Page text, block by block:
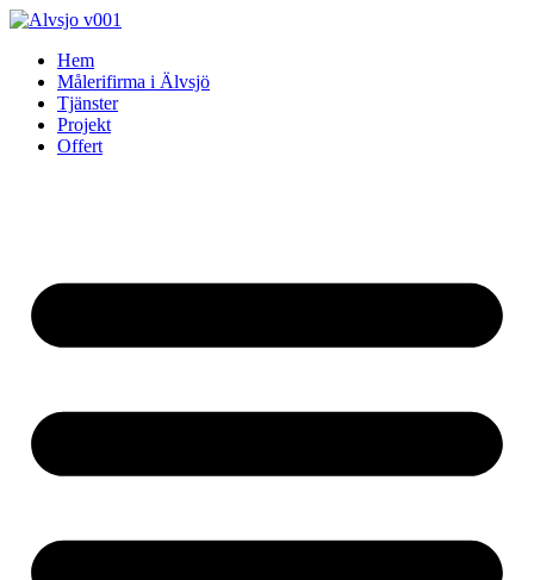
Skip
contentHem
Målerifirma i Älvsjö
Tjänster
Projekt
Offert